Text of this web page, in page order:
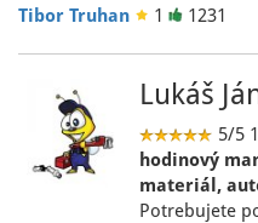
Tibor Truhan
1 1231
Lukáš
5/5
hodinový
materiál,
Potrebujete